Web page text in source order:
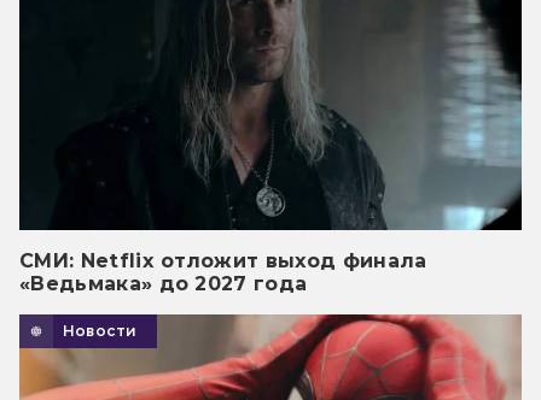
СМИ: Netflix отложит выход финала
«Ведьмака» до 2027 года
Новости